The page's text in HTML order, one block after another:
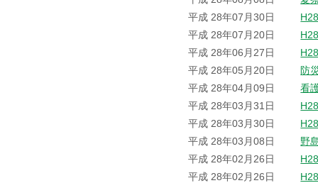
平成 28年07月30日
平成 28年07月20日
平成 28年06月27日
平成 28年05月20日
防
平成 28年04月09日
看
平成 28年03月31日
平成 28年03月30日
平成 28年03月08日
野
平成 28年02月26日
平成 28年02月26日